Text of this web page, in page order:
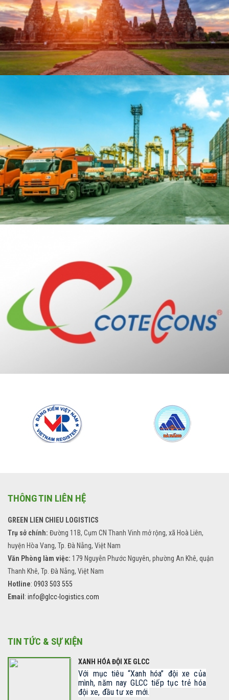
THÔNG TIN LIÊN HỆ
GREEN LIEN CHIEU LOGISTICS
Trụ sở chính: Đường 11B, Cụm CN Thanh Vinh mở rộng, xã Hoà Liên,
huyện Hòa Vang, Tp. Đà Nẵng, Việt Nam
Văn Phòng làm việc: 179 Nguyễn Phước Nguyên, phường An Khê, quận
Thanh Khê, Tp. Đà Nẵng, Việt Nam
Hotline: 0903 503 555
Email : info@glcc-logistics.com
TIN TỨC & SỰ KIỆN
XANH HÓA ĐỘI XE GLCC
Với mục tiêu “Xanh hóa” đội xe của
mình, năm nay GLCC tiếp tục trẻ hóa
đội xe, đầu tư xe mới.